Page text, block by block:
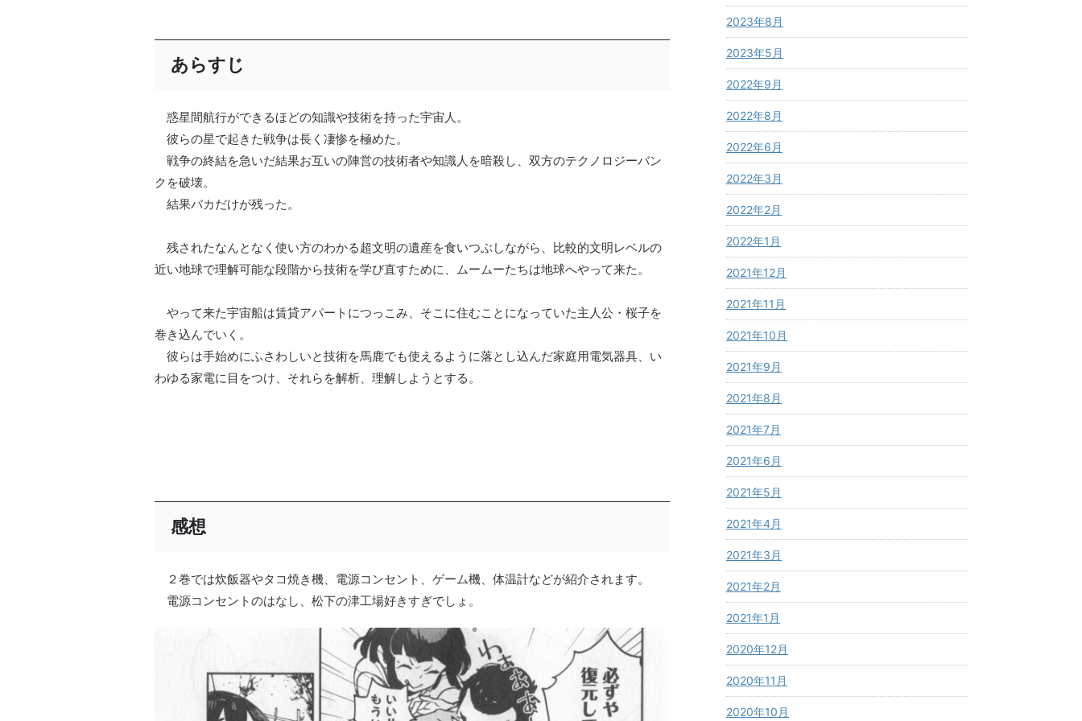
あらすじ
惑星間航行ができるほどの知識や技術を持った宇宙人。
彼らの星で起きた戦争は長く凄惨を極めた。
戦争の終結を急いだ結果お互いの陣営の技術者や知識人を暗殺し、双方のテクノロジーバン
クを破壊。
結果バカだけが残った。
残されたなんとなく使い方のわかる超文明の遺産を食いつぶしながら、比較的文明レベルの
近い地球で理解可能な段階から技術を学び直すために、ムームーたちは地球へやって来た。
やって来た宇宙船は賃貸アパートにつっこみ、そこに住むことになっていた主人公・桜子を
巻き込んでいく。
彼らは手始めにふさわしいと技術を馬鹿でも使えるように落とし込んだ家庭用電気器具、い
わゆる家電に目をつけ、それらを解析、理解しようとする。
感想
２巻では炊飯器やタコ焼き機、電源コンセント、ゲーム機、体温計などが紹介されます。
電源コンセントのはなし、松下の津工場好きすぎでしょ。
2023年8月
2023年5月
2022年9月
2022年8月
2022年6月
2022年3月
2022年2月
2022年1月
2021年12月
2021年11月
2021年10月
2021年9月
2021年8月
2021年7月
2021年6月
2021年5月
2021年4月
2021年3月
2021年2月
2021年1月
2020年12月
2020年11月
2020年10月